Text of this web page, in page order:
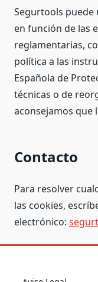
Segurtools puede
en función de las
reglamentarias,
política a las
Española de
técnicas o de
aconsejamos que
Contacto
Para resolver
las cookies,
electrónico: